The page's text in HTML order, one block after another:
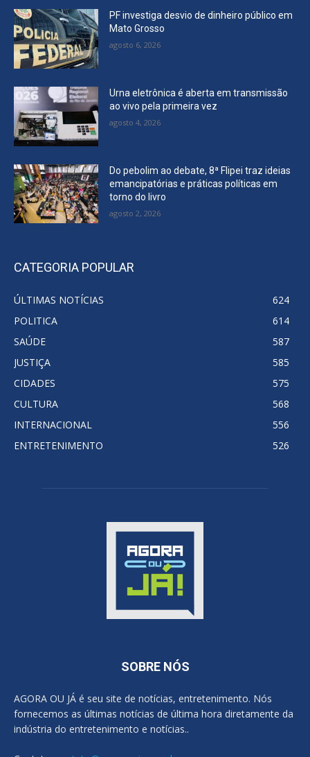
PF investiga desvio de dinheiro público em
Mato Grosso
agosto 6, 2026
Urna eletrônica é aberta em transmissão
ao vivo pela primeira vez
agosto 4, 2026
Do pebolim ao debate, 8ª Flipei traz ideias
emancipatórias e práticas políticas em
torno do livro
agosto 2, 2026
CATEGORIA POPULAR
ÚLTIMAS NOTÍCIAS
624
POLITICA
614
SAÚDE
587
JUSTIÇA
585
CIDADES
575
CULTURA
568
INTERNACIONAL
556
ENTRETENIMENTO
526
SOBRE NÓS
AGORA OU JÁ é seu site de notícias, entretenimento. Nós
fornecemos as últimas notícias de última hora diretamente da
indústria do entretenimento e notícias..